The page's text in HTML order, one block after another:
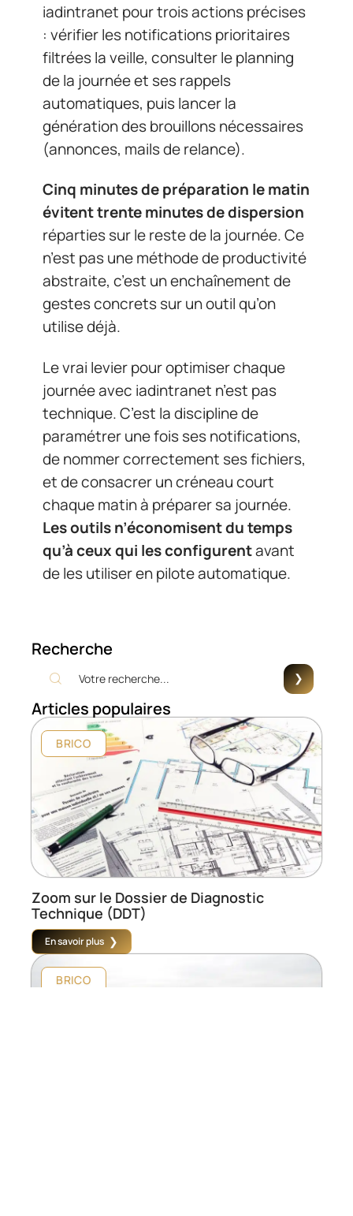
iadintranet pour trois actions précises
: vérifier les notifications prioritaires
filtrées la veille, consulter le planning
de la journée et ses rappels
automatiques, puis lancer la
génération des brouillons nécessaires
(annonces, mails de relance).
Cinq minutes de préparation le matin
évitent trente minutes de dispersion
réparties sur le reste de la journée. Ce
n’est pas une méthode de productivité
abstraite, c’est un enchaînement de
gestes concrets sur un outil qu’on
utilise déjà.
Le vrai levier pour optimiser chaque
journée avec iadintranet n’est pas
technique. C’est la discipline de
paramétrer une fois ses notifications,
de nommer correctement ses fichiers,
et de consacrer un créneau court
chaque matin à préparer sa journée.
Les outils n’économisent du temps
qu’à ceux qui les configurentavant
de les utiliser en pilote automatique.
Recherche
Articles populaires
BRICO
Zoom sur le Dossier de Diagnostic
Technique (DDT)
En savoir plus
BRICO